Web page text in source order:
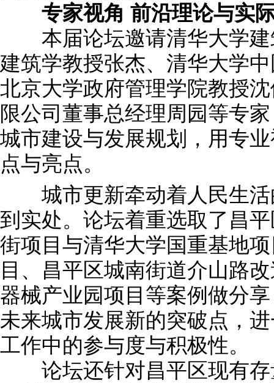
专家视角 前沿理论与实
本届论坛邀请清华大学建
建筑学教授张杰、清华大学
北京大学政府管理学院教授
限公司董事总经理周园等专
城市建设与发展规划，用专
点与亮点。
城市更新牵动着人民生活
到实处。论坛着重选取了昌
街项目与清华大学国重基地
目、昌平区城南街道介山路
器械产业园项目等案例做分
未来城市发展新的突破点，
工作中的参与度与积极性。
论坛还针对昌平区现有存